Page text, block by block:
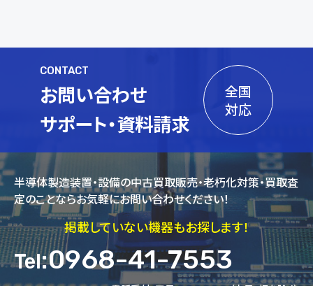
CONTACT
お問い合わせ
サポート・資料請求
全国
対応
半導体製造装置・設備の中古買取販売・老朽化対策・買取査
定のことならお気軽にお問い合わせください！
掲載していない機器もお探します！
Tel:0968-41-7553